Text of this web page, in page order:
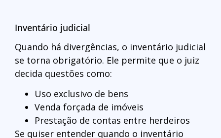
Inventário judicial
Quando há divergências, o inventário judicial
se torna obrigatório. Ele permite que o juiz
decida questões como:
Uso exclusivo de bens
Venda forçada de imóveis
Prestação de contas entre herdeiros
Se quiser entender quando o inventário